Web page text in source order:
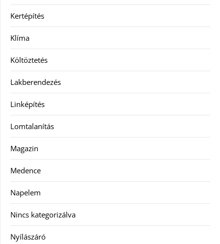
Kertépítés
Klíma
Költöztetés
Lakberendezés
Linképítés
Lomtalanítás
Magazin
Medence
Napelem
Nincs kategorizálva
Nyílászáró